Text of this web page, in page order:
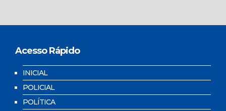
Acesso Rápido
INICIAL
POLICIAL
POLÍTICA